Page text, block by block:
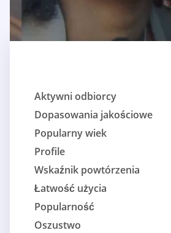
Aktywni odbiorcy
Dopasowania jakościowe
Popularny wiek
Profile
Wskaźnik powtórzenia
Łatwość użycia
Popularność
Oszustwo